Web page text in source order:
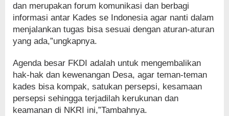
dan merupakan forum komunikasi dan berbagi
informasi antar Kades se Indonesia agar nanti dalam
menjalankan tugas bisa sesuai dengan aturan-aturan
yang ada,”ungkapnya.
Agenda besar FKDI adalah untuk mengembalikan
hak-hak dan kewenangan Desa, agar teman-teman
kades bisa kompak, satukan persepsi, kesamaan
persepsi sehingga terjadilah kerukunan dan
keamanan di NKRI ini,”Tambahnya.